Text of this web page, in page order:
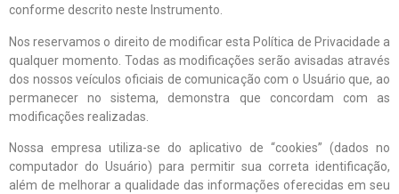
conforme descrito neste Instrumento.
Nos reservamos o direito de modificar esta Política de Privacidade a
qualquer momento. Todas as modificações serão avisadas através
dos nossos veículos oficiais de comunicação com o Usuário que, ao
permanecer no sistema, demonstra que concordam com as
modificações realizadas.
Nossa empresa utiliza-se do aplicativo de “cookies” (dados no
computador do Usuário) para permitir sua correta identificação,
além de melhorar a qualidade das informações oferecidas em seu